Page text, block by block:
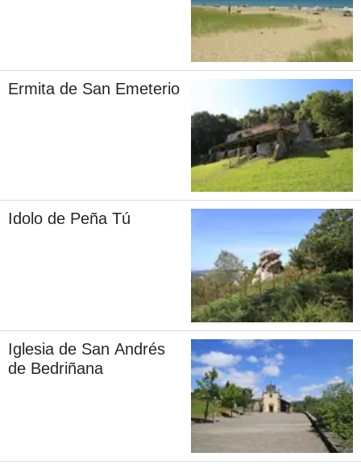
Ermita de San Emeterio
Idolo de Peña Tú
Iglesia de San Andrés
de Bedriñana